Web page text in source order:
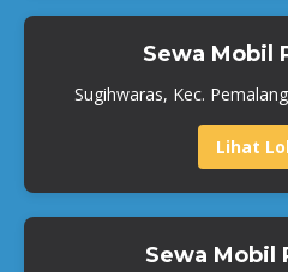
Sewa Mobil
Sugihwaras, Kec.
Lihat
Sewa Mobil